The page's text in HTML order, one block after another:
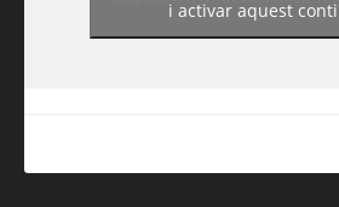
i activar aquest